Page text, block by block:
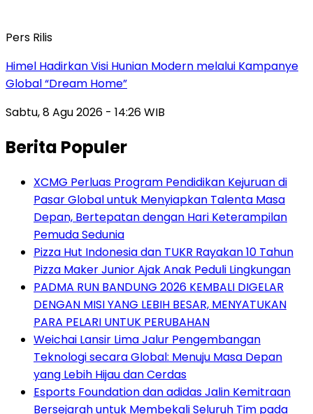
Pers Rilis
Himel Hadirkan Visi Hunian Modern melalui Kampanye
Global “Dream Home”
Sabtu, 8 Agu 2026 - 14:26 WIB
Berita Populer
XCMG Perluas Program Pendidikan Kejuruan di
Pasar Global untuk Menyiapkan Talenta Masa
Depan, Bertepatan dengan Hari Keterampilan
Pemuda Sedunia
Pizza Hut Indonesia dan TUKR Rayakan 10 Tahun
Pizza Maker Junior Ajak Anak Peduli Lingkungan
PADMA RUN BANDUNG 2026 KEMBALI DIGELAR
DENGAN MISI YANG LEBIH BESAR, MENYATUKAN
PARA PELARI UNTUK PERUBAHAN
Weichai Lansir Lima Jalur Pengembangan
Teknologi secara Global: Menuju Masa Depan
yang Lebih Hijau dan Cerdas
Esports Foundation dan adidas Jalin Kemitraan
Bersejarah untuk Membekali Seluruh Tim pada